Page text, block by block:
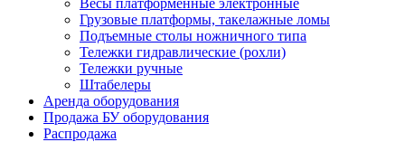
Весы платформенные электронные
Грузовые платформы, такелажные ломы
Подъемные столы ножничного типа
Тележки гидравлические (рохли)
Тележки ручные
Штабелеры
Аренда оборудования
Продажа БУ оборудования
Распродажа